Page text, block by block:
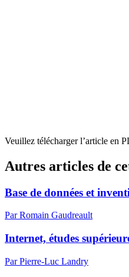
Veuillez télécharger l’article en
Autres articles de
Base de données et
Par Romain Gaudreault
Internet, études
Par Pierre-Luc Landry